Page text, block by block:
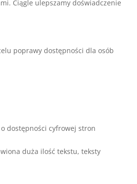
Ciągle ulepszamy doświadczenie
poprawy dostępności dla osób
dostępności cyfrowej stron
duża ilość tekstu, teksty